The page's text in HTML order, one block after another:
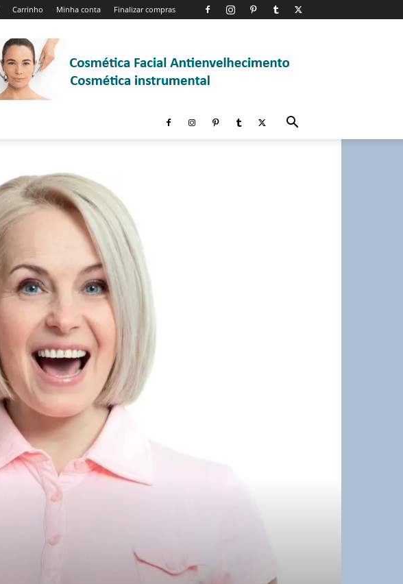
Carrinho Minha conta Finalizar compras